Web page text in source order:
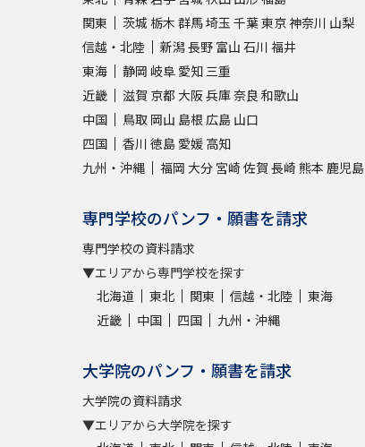
関東
茨城 栃木 群馬埼玉 千葉東京神奈川 山梨
信越・北陸
新潟長野 富山 石川 福井
東海
静岡 岐阜 愛知 三重
近畿
滋賀 京都 大阪兵庫奈良 和歌山
中国
鳥取 岡山 島根 広島 山口
四国
香川 徳島 愛媛 高知
九州・沖縄
福岡 大分 宮崎 佐賀 長崎 熊本 鹿児島
専門学校のパンフ・願書を請求
専門学校の資料請求
▼エリアから専門学校を探す
北海道
東北 関東 信越・北陸
東海
近畿
中国 四国 九州・沖縄
大学院のパンフ・願書を請求
大学院の資料請求
▼エリアから大学院を探す